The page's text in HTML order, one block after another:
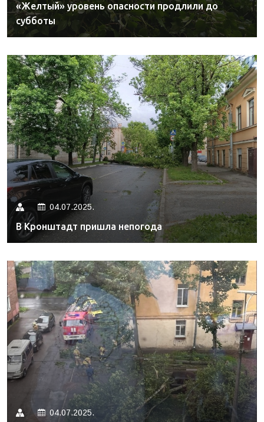
«Желтый» уровень опасности продлили до
субботы
04.07.2025.
В Кронштадт пришла непогода
04.07.2025.